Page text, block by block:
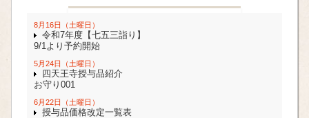
8月16日（土曜日）
令和7年度【七五三詣り】
9/1より予約開始
5月24日（土曜日）
四天王寺授与品紹介
お守り001
6月22日（土曜日）
授与品価格改定一覧表